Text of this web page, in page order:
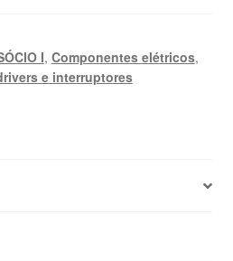
I, Componentes elétricos,
e interruptores